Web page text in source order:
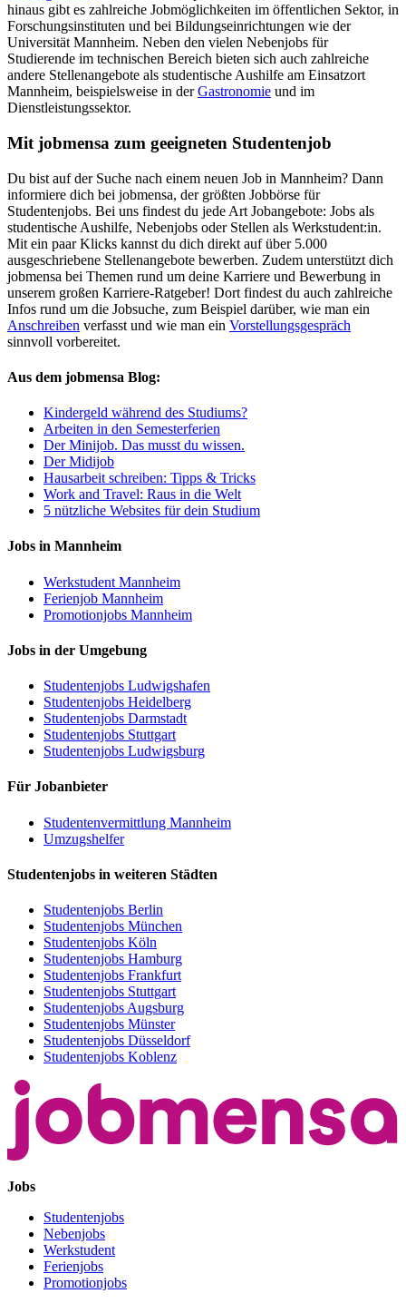
hinaus gibt es zahlreiche Jobmöglichkeiten im öffentlichen Sektor, in
Forschungsinstituten und bei Bildungseinrichtungen wie der
Universität Mannheim. Neben den vielen Nebenjobs für
Studierende im technischen Bereich bieten sich auch zahlreiche
andere Stellenangebote als studentische Aushilfe am Einsatzort
Mannheim, beispielsweise in derGastronomie und im
Dienstleistungssektor.
Mit jobmensa zum geeigneten Studentenjob
Du bist auf der Suche nach einem neuen Job in Mannheim? Dann
informiere dich bei jobmensa, der größten Jobbörse für
Studentenjobs. Bei uns findest du jede Art Jobangebote: Jobs als
studentische Aushilfe, Nebenjobs oder Stellen als Werkstudent:in.
Mit ein paar Klicks kannst du dich direkt auf über 5.000
ausgeschriebene Stellenangebote bewerben. Zudem unterstützt dich
jobmensa bei Themen rund um deine Karriere und Bewerbung in
unserem großen Karriere-Ratgeber! Dort findest du auch zahlreiche
Infos rund um die Jobsuche, zum Beispiel darüber, wie man ein
Anschreiben verfasst und wie man ein Vorstellungsgespräch
sinnvoll vorbereitet.
Aus dem jobmensa Blog:
Kindergeld während des Studiums?
Arbeiten in den Semesterferien
Der Minijob. Das musst du wissen.
Der Midijob
Hausarbeit schreiben: Tipps & Tricks
Work and Travel: Raus in die Welt
5 nützliche Websites für dein Studium
Jobs in Mannheim
Werkstudent Mannheim
Ferienjob Mannheim
Promotionjobs Mannheim
Jobs in der Umgebung
Studentenjobs Ludwigshafen
Studentenjobs Heidelberg
Studentenjobs Darmstadt
Studentenjobs Stuttgart
Studentenjobs Ludwigsburg
Für Jobanbieter
Studentenvermittlung Mannheim
Umzugshelfer
Studentenjobs in weiteren Städten
Studentenjobs Berlin
Studentenjobs München
Studentenjobs Köln
Studentenjobs Hamburg
Studentenjobs Frankfurt
Studentenjobs Stuttgart
Studentenjobs Augsburg
Studentenjobs Münster
Studentenjobs Düsseldorf
Studentenjobs Koblenz
Jobs
Studentenjobs
Nebenjobs
Werkstudent
Ferienjobs
Promotionjobs